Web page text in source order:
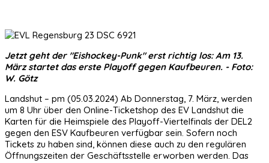
Jetzt geht der "Eishockey-Punk" erst richtig los: Am 13.
März startet das erste Playoff gegen Kaufbeuren. - Foto:
W. Götz
Landshut – pm (05.03.2024) Ab Donnerstag, 7. März, werden
um 8 Uhr über den Online-Ticketshop des EV Landshut die
Karten für die Heimspiele des Playoff-Viertelfinals der DEL2
gegen den ESV Kaufbeuren verfügbar sein. Sofern noch
Tickets zu haben sind, können diese auch zu den regulären
Öffnungszeiten der Geschäftsstelle erworben werden. Das